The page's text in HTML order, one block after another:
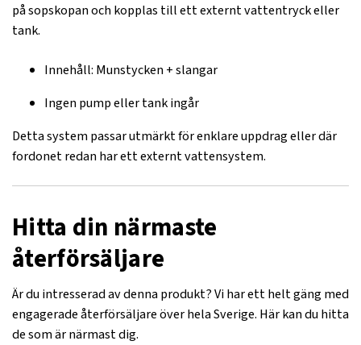
på sopskopan och kopplas till ett externt vattentryck eller
tank.
Innehåll: Munstycken + slangar
Ingen pump eller tank ingår
Detta system passar utmärkt för enklare uppdrag eller där
fordonet redan har ett externt vattensystem.
Hitta din närmaste
återförsäljare
Är du intresserad av denna produkt? Vi har ett helt gäng med
engagerade återförsäljare över hela Sverige. Här kan du hitta
de som är närmast dig.